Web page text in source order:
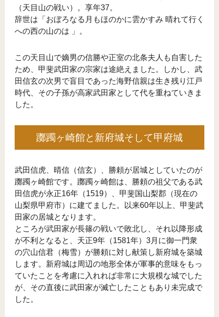
（天目山の戦い）。享年37。
辞世は「おぼろなる月もほのかに雲かすみ 晴れて行く
への西の山のは 」。
この天目山で嫡男の信勝や正室の北条夫人も自害した
ため、甲斐武田家の宗家は途絶えました。しかし、武
田信玄の次男で盲目であった海野信親は生き残り江戸
時代、その子孫が高家武田家として代を重ねていきま
した。
躑躅ヶ崎館と新府城そして甲府城
武田信虎、晴信（信玄）、勝頼が居城としていたのが
躑躅ヶ崎館です。躑躅ヶ崎館は、勝頼の祖父である武
田信虎が永正16年（1519）、甲斐国山梨郡（現在の
山梨県甲府市）に建てました。以来60年以上、甲斐武
田家の居城となります。
ところが武田家が長篠の戦いで敗北し、それ以降形成
が不利となると、天正9年（1581年）3月に御一門衆
の穴山信君（梅雪）が勝頼に対し献策し新府城を築城
します。新府城は周辺の地形全体が軍事的意味をもっ
ていたことを考慮に入れれば非常に大規模な城でした
が、その直後に武田家が滅亡したこともあり未完成で
した。